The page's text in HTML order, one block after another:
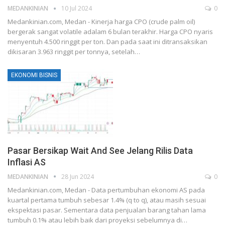
MEDANKINIAN 10 Jul 2024 0
Medankinian.com, Medan - Kinerja harga CPO (crude palm oil)
bergerak sangat volatile adalam 6 bulan terakhir. Harga CPO nyaris
menyentuh 4.500 ringgit per ton. Dan pada saat ini ditransaksikan
dikisaran 3.963 ringgit per tonnya, setelah…
EKONOMI BISNIS
Pasar Bersikap Wait And See Jelang Rilis Data
Inflasi AS
MEDANKINIAN 28 Jun 2024 0
Medankinian.com, Medan - Data pertumbuhan ekonomi AS pada
kuartal pertama tumbuh sebesar 1.4% (q to q), atau masih sesuai
ekspektasi pasar. Sementara data penjualan barang tahan lama
tumbuh 0.1% atau lebih baik dari proyeksi sebelumnya di…